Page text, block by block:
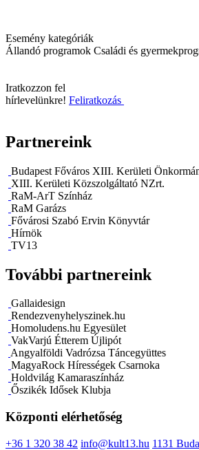
Esemény kategóriák
Állandó programok Családi és
Iratkozzon fel
hírlevelünkre! Feliratkozás
Partnereink
Budapest Főváros XIII. Kerületi
XIII. Kerületi Közszolgáltató NZrt.
RaM-ArT Színház
RaM Garázs
Fővárosi Szabó Ervin Könyvtár
Hírnök
TV13
További partnereink
Gallaidesign
Rendezvenyhelyszinek.hu
Homoludens.hu Egyesület
VakVarjú Étterem Újlipót
Angyalföldi Vadrózsa Táncegyüttes
MagyaRock Hírességek Csarnoka
Holdvilág Kamaraszínház
Őszikék Idősek Klubja
Központi elérhetőség
+36 1 320 38 42 info@kult13.hu 1131